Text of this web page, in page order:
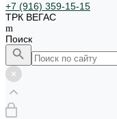
+7 (916) 359-15-15
ТРК ВЕГАС
Поиск